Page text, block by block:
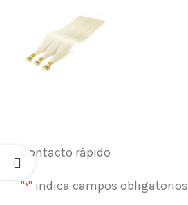
Contacto rápido
"*" indica campos obligatorios